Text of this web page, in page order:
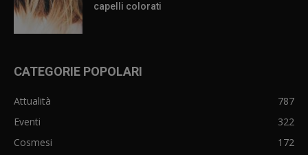
capelli colorati
CATEGORIE POPOLARI
Attualità
787
Eventi
322
Cosmesi
172